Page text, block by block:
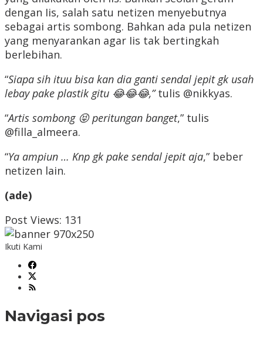
dengan Iis, salah satu netizen menyebutnya
sebagai artis sombong. Bahkan ada pula netizen
yang menyarankan agar Iis tak bertingkah
berlebihan.
“Siapa sih ituu bisa kan dia ganti sendal jepit gk usah
lebay pake plastik gitu 😂😂😂,”tulis @nikkyas.
“Artis sombong 😝 peritungan banget,” tulis
@filla_almeera.
“Ya ampiun … Knp gk pake sendal jepit aja,” beber
netizen lain.
(ade)
Post Views: 131
Ikuti Kami
Navigasi pos